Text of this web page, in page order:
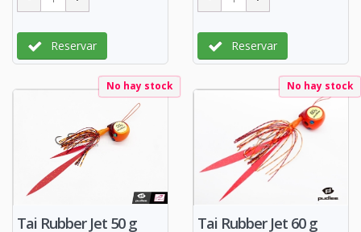
Reservar Reservar
No hay stock
Tai Rubber Jet 50 g
No hay stock
Tai Rubber Jet 60 g